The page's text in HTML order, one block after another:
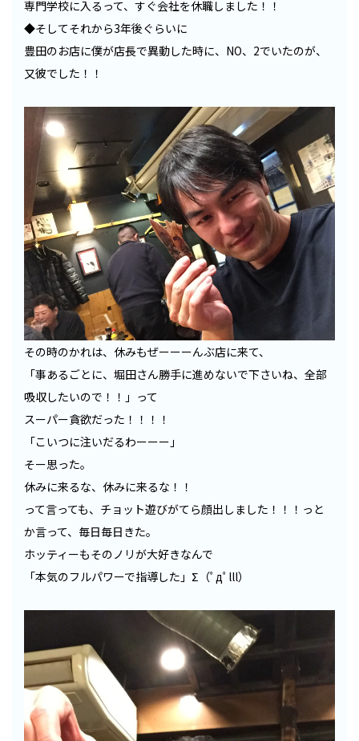
専門学校に入るって、すぐ会社を休職しました！！
◆そしてそれから3年後ぐらいに
豊田のお店に僕が店長で異動した時に、NO、2でいたのが、
又彼でした！！
その時のかれは、休みもぜーーーんぶ店に来て、
「事あるごとに、堀田さん勝手に進めないで下さいね、全部
吸収したいので！！」って
スーパー貪欲だった！！！！
「こいつに注いだるわーーー」
そー思った。
休みに来るな、休みに来るな！！
って言っても、チョット遊びがてら顔出しました！！！っと
か言って、毎日毎日きた。
ホッティーもそのノリが大好きなんで
「本気のフルパワーで指導した」Σ（ﾟдﾟlll）